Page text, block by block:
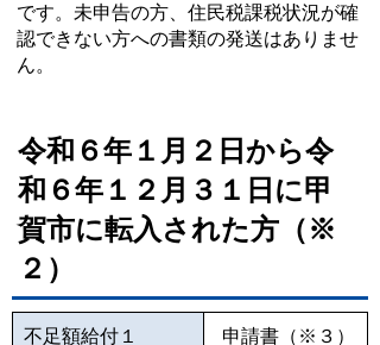
です。未申告の方、住民税課税状況が確
認できない方への書類の発送はありませ
ん。
令和６年１月２日から令
和６年１２月３１日に甲
賀市に転入された方（※
２）
不足額給付１ 申請書（※３）